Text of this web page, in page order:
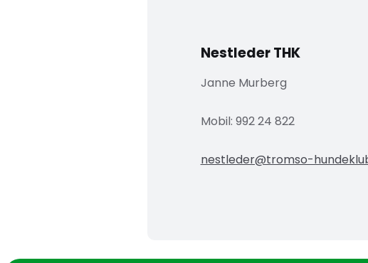
Nestleder THK
Janne Murberg
Mobil: 992 24 822
nestleder@tromso-